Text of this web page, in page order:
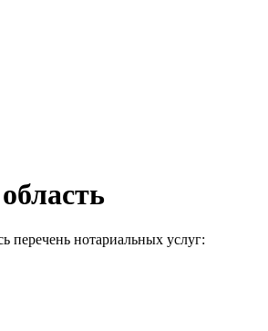
перечень нотариальных услуг: